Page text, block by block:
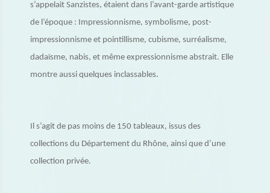
s’appelait Sanzistes, étaient dans l’avant-garde artistique
de l’époque : Impressionnisme, symbolisme, post-
impressionnisme et pointillisme, cubisme, surréalisme,
dadaïsme, nabis, et même expressionnisme abstrait. Elle
montre aussi quelques inclassables.
Il s’agit de pas moins de 150 tableaux, issus des
collections du Département du Rhône, ainsi que d’une
collection privée.